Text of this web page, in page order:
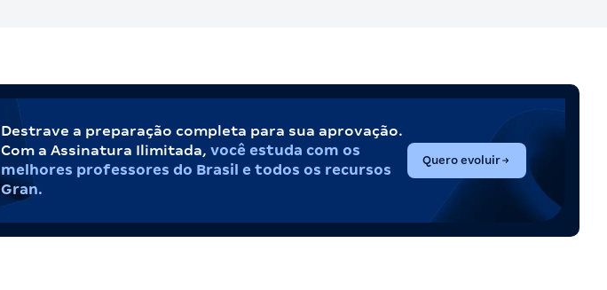
Destrave a preparação completa para sua aprovação.
Com a Assinatura Ilimitada, você estuda com os
melhores professores do Brasil e todos os recursos
Gran.
Quero evoluir(abre em nova aba)